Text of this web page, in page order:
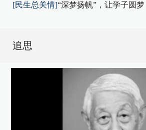
[民生总关情]“深梦扬帆”，让学子圆梦
追思